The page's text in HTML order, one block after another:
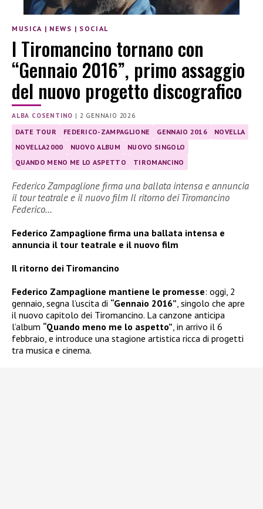
MUSICA | NEWS | SOCIAL
I Tiromancino tornano con
“Gennaio 2016”, primo assaggio
del nuovo progetto discografico
ALBA COSENTINO | 2 GENNAIO 2026
DATE TOUR FEDERICO-ZAMPAGLIONE GENNAIO 2016
NOVELLA
NOVELLA2000
NUOVO ALBUM
NUOVO SINGOLO
QUANDO MENO ME LO ASPETTO
TIROMANCINO
Federico Zampaglione firma una ballata intensa e annuncia
il tour teatrale e il nuovo film Il ritorno dei Tiromancino
Federico…
Federico Zampaglione firma una ballata intensa e
annuncia il tour teatrale e il nuovo film
Il ritorno dei Tiromancino
Federico Zampaglione mantiene le promesse: oggi, 2
gennaio, segna l’uscita di “Gennaio 2016” , singolo che apre
il nuovo capitolo dei Tiromancino. La canzone anticipa
l’album “Quando meno me lo aspetto” , in arrivo il 6
febbraio, e introduce una stagione artistica ricca di progetti
tra musica e cinema.